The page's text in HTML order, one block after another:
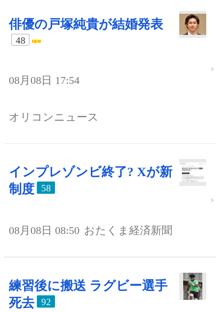
俳優の戸塚純貴が結婚発表
48
08月08日 17:54
オリコンニュース
インプレゾンビ終了? Xが新
制度
58
08月08日 08:50 おたくま経済新聞
練習後に搬送 ラグビー選手
死去
92